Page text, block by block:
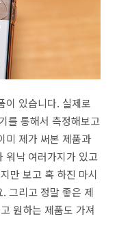
이 있습니다. 실제로
를 통해서 측정해보고
미 제가 써본 제품과
워낙 여러가지가 있고
만 보고 혹 하진 마시
그리고 정말 좋은 제
원하는 제품도 가져